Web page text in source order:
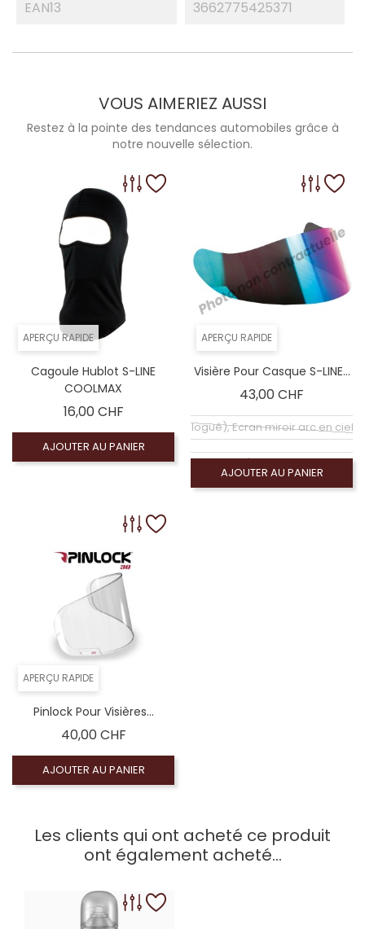
EAN13 3662775425371
VOUS AIMERIEZ AUSSI
Restez à la pointe des tendances automobiles grâce à
notre nouvelle sélection.
APERÇU RAPIDE
Cagoule Hublot S-LINE
COOLMAX
16,00 CHFPrix
AJOUTER AU PANIER
APERÇU RAPIDE
Visière Pour Casque S-LINE...
43,00 CHF
Coloré (non homologué), Ecran miroir arc en ciel
Écran claire (homologué), Visiére
Coloré (non homologué), Écran fumé foncé 100%
Coloré (non homologué), Ecran Photochromique
AJOUTER AU PANIER
APERÇU RAPIDE
Pinlock Pour Visières...
40,00 CHFPrix
AJOUTER AU PANIER
Les clients qui ont acheté ce produit
ont également acheté...